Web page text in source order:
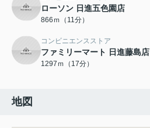
ローソン 日進五色園店
866ｍ（11分）
コンビニエンスストア
ファミリーマート 日進藤島店
1297ｍ（17分）
地図